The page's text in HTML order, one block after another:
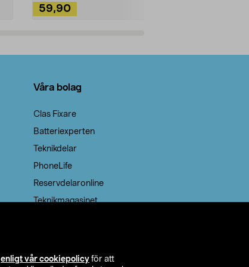
enligt vår cookiepolicy för att
59,90
Våra bolag
Clas Fixare
Batteriexperten
Teknikdelar
PhoneLife
Reservdelaronline
Teknikmagasinet